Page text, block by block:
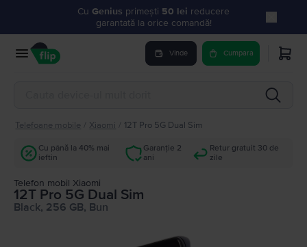
Cu Genius primești 50 lei reducere
garantată la orice comandă!
Vinde Cumpara
Telefoane mobile Xiaomi 12T Pro 5G Dual Sim
Cu până la 40% mai
ieftin
Garanție 2
ani
Retur gratuit 30 de
zile
Telefon mobil Xiaomi
12T Pro 5G Dual Sim
Black, 256 GB, Bun